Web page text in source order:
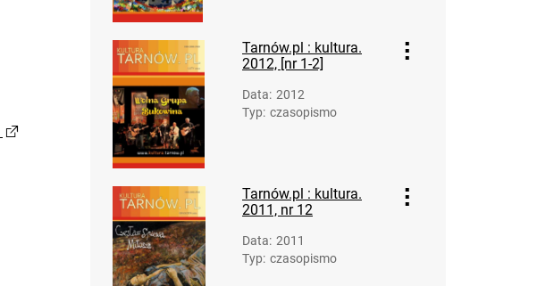
Tarnów.pl : kultura.
2012, [nr 1-2]
Data: 2012
Typ: czasopismo
Tarnów.pl : kultura.
2011, nr 12
Data: 2011
Typ: czasopismo